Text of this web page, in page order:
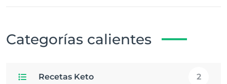
Categorías calientes
Recetas Keto 2